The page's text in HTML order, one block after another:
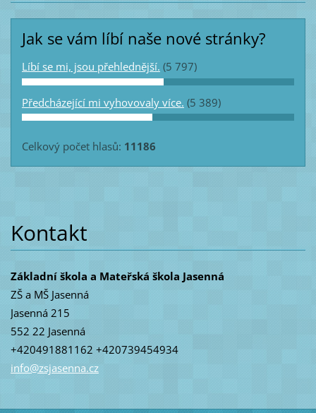
Jak se vám líbí naše nové stránky?
Líbí se mi, jsou přehlednější. (5 797)
Předcházející mi vyhovovaly více. (5 389)
Celkový počet hlasů: 11186
Kontakt
Základní škola a Mateřská škola Jasenná
ZŠ a MŠ Jasenná
Jasenná 215
552 22 Jasenná
+420491881162 +420739454934
info@zsjasenna.cz